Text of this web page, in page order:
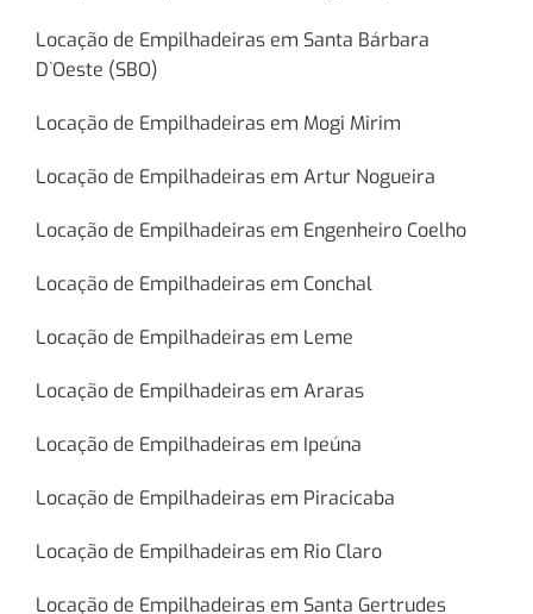
Locação de Empilhadeiras em Santa Bárbara
D`Oeste (SBO)
Locação de Empilhadeiras em Mogi Mirim
Locação de Empilhadeiras em Artur Nogueira
Locação de Empilhadeiras em Engenheiro Coelho
Locação de Empilhadeiras em Conchal
Locação de Empilhadeiras em Leme
Locação de Empilhadeiras em Araras
Locação de Empilhadeiras em Ipeúna
Locação de Empilhadeiras em Piracicaba
Locação de Empilhadeiras em Rio Claro
Locação de Empilhadeiras em Santa Gertrudes